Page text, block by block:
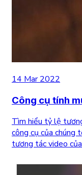
14 Mar 2022
Công cụ tính
Tìm hiểu tỷ lệ
công cụ của chúng
tương tác video